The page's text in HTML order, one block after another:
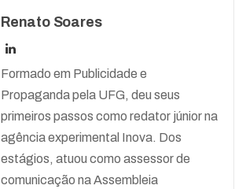
Renato Soares
Formado em Publicidade e
Propaganda pela UFG, deu seus
primeiros passos como redator júnior na
agência experimental Inova. Dos
estágios, atuou como assessor de
comunicação na Assembleia